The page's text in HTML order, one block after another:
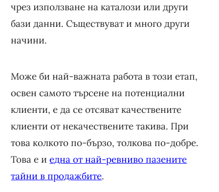
чрез използване на каталози или други
бази данни. Съществуват и много други
начини.
Може би най-важната работа в този етап,
освен самото търсене на потенциални
клиенти, е да се отсяват качествените
клиенти от некачествените такива. При
това колкото по-бързо, толкова по-добре.
Това е иедна от най-ревниво пазените
тайни в продажбите.